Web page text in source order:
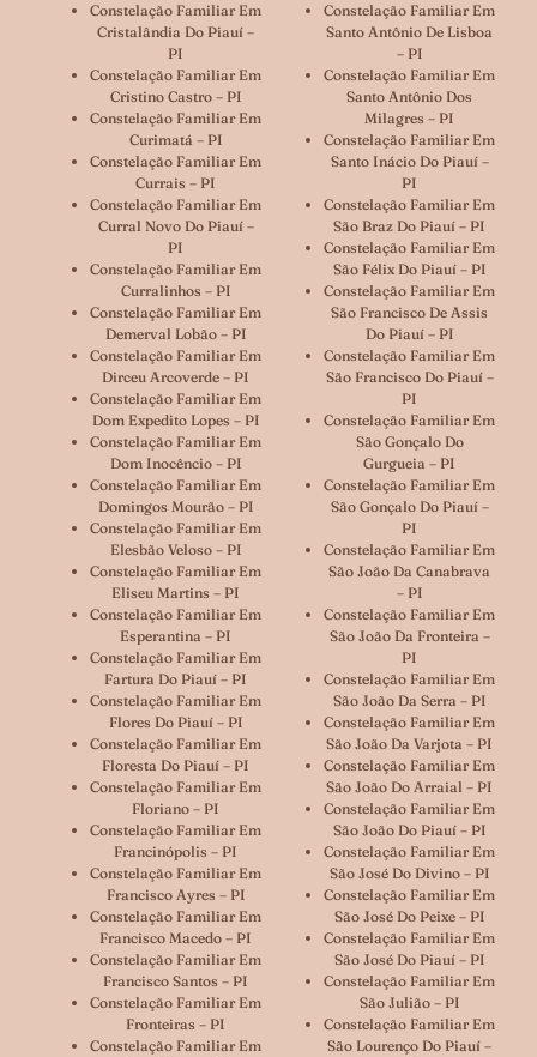
Constelação Familiar Em
Cristalândia Do Piauí –
PI
Constelação Familiar Em
Cristino Castro – PI
Constelação Familiar Em
Curimatá – PI
Constelação Familiar Em
Currais – PI
Constelação Familiar Em
Curral Novo Do Piauí –
PI
Constelação Familiar Em
Curralinhos – PI
Constelação Familiar Em
Demerval Lobão – PI
Constelação Familiar Em
Dirceu Arcoverde – PI
Constelação Familiar Em
Dom Expedito Lopes – PI
Constelação Familiar Em
Dom Inocêncio – PI
Constelação Familiar Em
Domingos Mourão – PI
Constelação Familiar Em
Elesbão Veloso – PI
Constelação Familiar Em
Eliseu Martins – PI
Constelação Familiar Em
Esperantina – PI
Constelação Familiar Em
Fartura Do Piauí – PI
Constelação Familiar Em
Flores Do Piauí – PI
Constelação Familiar Em
Floresta Do Piauí – PI
Constelação Familiar Em
Floriano – PI
Constelação Familiar Em
Francinópolis – PI
Constelação Familiar Em
Francisco Ayres – PI
Constelação Familiar Em
Francisco Macedo – PI
Constelação Familiar Em
Francisco Santos – PI
Constelação Familiar Em
Fronteiras – PI
Constelação Familiar Em
Constelação Familiar Em
Santo Antônio De Lisboa
– PI
Constelação Familiar Em
Santo Antônio Dos
Milagres – PI
Constelação Familiar Em
Santo Inácio Do Piauí –
PI
Constelação Familiar Em
São Braz Do Piauí – PI
Constelação Familiar Em
São Félix Do Piauí – PI
Constelação Familiar Em
São Francisco De Assis
Do Piauí – PI
Constelação Familiar Em
São Francisco Do Piauí –
PI
Constelação Familiar Em
São Gonçalo Do
Gurgueia – PI
Constelação Familiar Em
São Gonçalo Do Piauí –
PI
Constelação Familiar Em
São João Da Canabrava
– PI
Constelação Familiar Em
São João Da Fronteira –
PI
Constelação Familiar Em
São João Da Serra – PI
Constelação Familiar Em
São João Da Varjota – PI
Constelação Familiar Em
São João Do Arraial – PI
Constelação Familiar Em
São João Do Piauí – PI
Constelação Familiar Em
São José Do Divino – PI
Constelação Familiar Em
São José Do Peixe – PI
Constelação Familiar Em
São José Do Piauí – PI
Constelação Familiar Em
São Julião – PI
Constelação Familiar Em
São Lourenço Do Piauí –